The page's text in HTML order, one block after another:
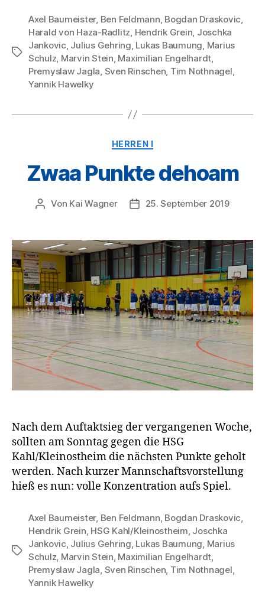
Schlagwörter
Axel Baumeister, Ben Feldmann, Bogdan Draskovic,
Harald von Haza-Radlitz, Hendrik Grein, Joschka
Jankovic, Julius Gehring, Lukas Baumung, Marius
Schulz, Marvin Stein, Maximilian Engelhardt,
Premyslaw Jagla, Sven Rinschen, Tim Nothnagel,
Yannik Hawelky
Kategorien
HERREN I
Zwaa Punkte dehoam
Beitragsautor
Von Kai Wagner Veröffentlichungsdatum
25. September 2019
Nach dem Auftaktsieg der vergangenen Woche,
sollten am Sonntag gegen die HSG
Kahl/Kleinostheim die nächsten Punkte geholt
werden. Nach kurzer Mannschaftsvorstellung
hieß es nun: volle Konzentration aufs Spiel.
Schlagwörter
Axel Baumeister, Ben Feldmann, Bogdan Draskovic,
Hendrik Grein, HSG Kahl/Kleinostheim, Joschka
Jankovic, Julius Gehring, Lukas Baumung, Marius
Schulz, Marvin Stein, Maximilian Engelhardt,
Premyslaw Jagla, Sven Rinschen, Tim Nothnagel,
Yannik Hawelky